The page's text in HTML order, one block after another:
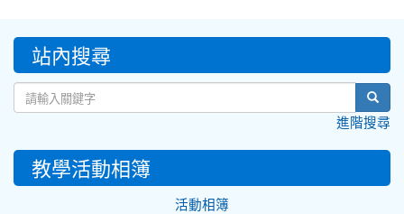
::: 站內搜尋
進階搜尋
教學活動相簿
活動相簿